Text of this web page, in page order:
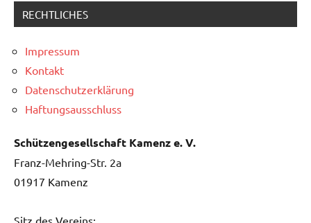
RECHTLICHES
Impressum
Kontakt
Datenschutzerklärung
Haftungsausschluss
Schützengesellschaft Kamenz e. V.
Franz-Mehring-Str. 2a
01917 Kamenz
Sitz des Vereins: